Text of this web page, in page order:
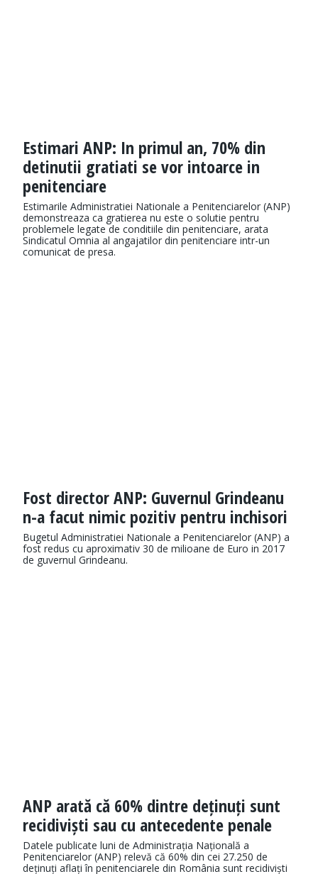
Estimari ANP: In primul an, 70% din
detinutii gratiati se vor intoarce in
penitenciare
Estimarile Administratiei Nationale a Penitenciarelor (ANP)
demonstreaza ca gratierea nu este o solutie pentru
problemele legate de conditiile din penitenciare, arata
Sindicatul Omnia al angajatilor din penitenciare intr-un
comunicat de presa.
Fost director ANP: Guvernul Grindeanu
n-a facut nimic pozitiv pentru inchisori
Bugetul Administratiei Nationale a Penitenciarelor (ANP) a
fost redus cu aproximativ 30 de milioane de Euro in 2017
de guvernul Grindeanu.
ANP arată că 60% dintre deținuți sunt
recidiviști sau cu antecedente penale
Datele publicate luni de Administrația Națională a
Penitenciarelor (ANP) relevă că 60% din cei 27.250 de
deținuți aflați în penitenciarele din România sunt recidiviști